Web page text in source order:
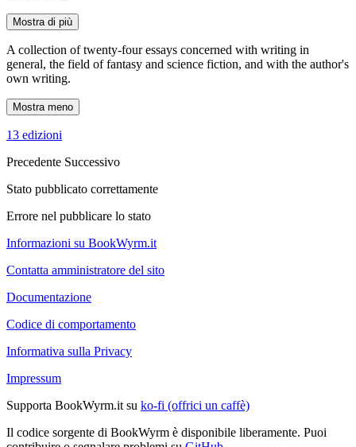
Mostra di più
A collection of twenty-four essays concerned with writing in
general, the field of fantasy and science fiction, and with the author's
own writing.
Mostra meno
13 edizioni
Precedente Successivo
Stato pubblicato correttamente
Errore nel pubblicare lo stato
Informazioni su BookWyrm.it
Contatta amministratore del sito
Documentazione
Codice di comportamento
Informativa sulla Privacy
Impressum
Supporta BookWyrm.it su ko-fi (offrici un caffè)
Il codice sorgente di BookWyrm è disponibile liberamente. Puoi